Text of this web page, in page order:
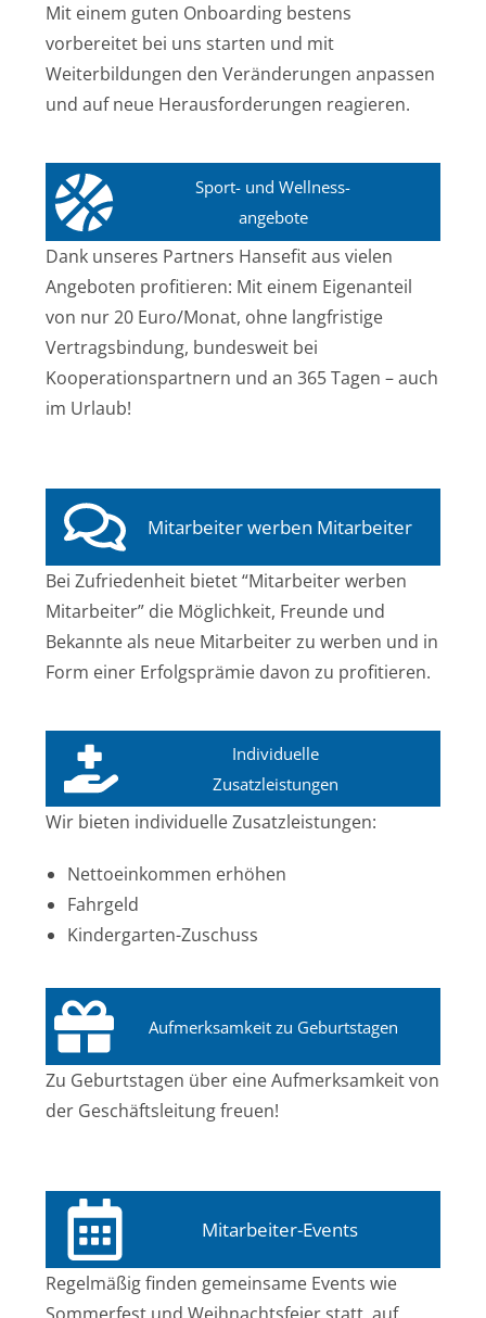
Mit einem guten Onboarding bestens
vorbereitet bei uns starten und mit
Weiterbildungen den Veränderungen anpassen
und auf neue Herausforderungen reagieren.
Sport- und Wellness-
angebote
Dank unseres Partners Hansefit aus vielen
Angeboten profitieren: Mit einem Eigenanteil
von nur 20 Euro/Monat, ohne langfristige
Vertragsbindung, bundesweit bei
Kooperationspartnern und an 365 Tagen – auch
im Urlaub!
Mitarbeiter werben Mitarbeiter
Bei Zufriedenheit bietet “Mitarbeiter werben
Mitarbeiter” die Möglichkeit, Freunde und
Bekannte als neue Mitarbeiter zu werben und in
Form einer Erfolgsprämie davon zu profitieren.
Individuelle
Zusatzleistungen
Wir bieten individuelle Zusatzleistungen:
Nettoeinkommen erhöhen
Fahrgeld
Kindergarten-Zuschuss
Aufmerksamkeit zu Geburtstagen
Zu Geburtstagen über eine Aufmerksamkeit von
der Geschäftsleitung freuen!
Mitarbeiter-Events
Regelmäßig finden gemeinsame Events wie